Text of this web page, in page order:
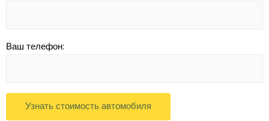
Ваш телефон: